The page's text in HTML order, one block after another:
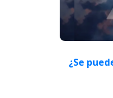
¿Se